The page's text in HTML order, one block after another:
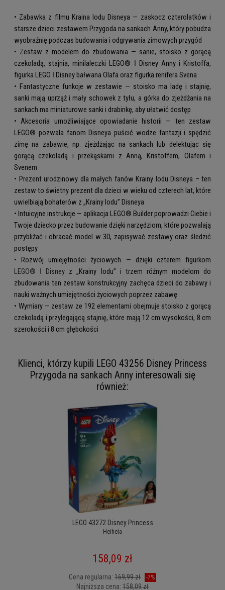
• Zabawka z filmu Kraina lodu Disneya — zaskocz czterolatków i
starsze dzieci zestawem Przygoda na sankach Anny, który pobudza
wyobraźnię podczas budowania i odgrywania zimowych przygód
• Zestaw z modelem do zbudowania — sanie, stoisko z gorącą
czekoladą, stajnia, minilaleczki LEGO® ǀ Disney Anny i Kristoffa,
figurka LEGO ǀ Disney bałwana Olafa oraz figurka renifera Svena
• Fantastyczne funkcje w zestawie — stoisko ma ladę i stajnię,
sanki mają uprząż i mały schowek z tyłu, a górka do zjeżdżania na
sankach ma miniaturowe sanki i drabinkę, aby ułatwić dostęp
• Akcesoria umożliwiające opowiadanie historii — ten zestaw
LEGO® pozwala fanom Disneya puścić wodze fantazji i spędzić
zimę na zabawie, np. zjeżdżając na sankach lub delektując się
gorącą czekoladą i przekąskami z Anną, Kristoffem, Olafem i
Svenem
• Prezent urodzinowy dla małych fanów Krainy lodu Disneya – ten
zestaw to świetny prezent dla dzieci w wieku od czterech lat, które
uwielbiają bohaterów z „Krainy lodu” Disneya
• Intuicyjne instrukcje — aplikacja LEGO® Builder poprowadzi Ciebie i
Twoje dziecko przez budowanie dzięki narzędziom, które pozwalają
przybliżać i obracać model w 3D, zapisywać zestawy oraz śledzić
postępy
• Rozwój umiejętności życiowych — dzięki czterem figurkom
LEGO® ǀ Disney z „Krainy lodu” i trzem różnym modelom do
zbudowania ten zestaw konstrukcyjny zachęca dzieci do zabawy i
nauki ważnych umiejętności życiowych poprzez zabawę
• Wymiary — zestaw ze 192 elementami obejmuje stoisko z gorącą
czekoladą i przylegającą stajnię, które mają 12 cm wysokości, 8 cm
szerokości i 8 cm głębokości
Klienci, którzy kupili LEGO 43256 Disney Princess
Przygoda na sankach Anny interesowali się
również:
LEGO 43272 Disney Princess
Heiheia
158,09 zł
Cena regularna: 169,99 zł -7%
Najniższa cena: 158,09 zł